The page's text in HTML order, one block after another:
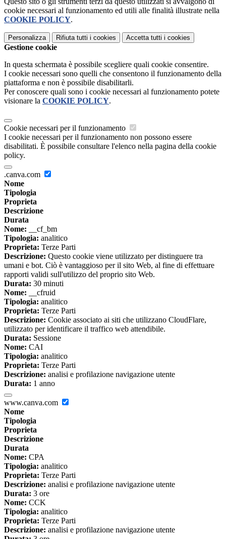
cookie necessari al funzionamento ed utili alle finalità illustrate nella
COOKIE POLICY.
Personalizza Rifiuta tutti i cookies Accetta tutti i cookies
Gestione cookie
In questa schermata è possibile scegliere quali cookie consentire.
I cookie necessari sono quelli che consentono il funzionamento della
piattaforma e non è possibile disabilitarli.
Per conoscere quali sono i cookie necessari al funzionamento potete
visionare la COOKIE POLICY.
Cookie necessari per il funzionamento
I cookie necessari per il funzionamento non possono essere
disabilitati. È possibile consultare l'elenco nella pagina della cookie
policy.
.canva.com
Nome
Tipologia
Proprieta
Descrizione
Durata
Nome: __cf_bm
Tipologia: analitico
Proprieta: Terze Parti
Descrizione: Questo cookie viene utilizzato per distinguere tra
umani e bot. Ciò è vantaggioso per il sito Web, al fine di effettuare
rapporti validi sull'utilizzo del proprio sito Web.
Durata: 30 minuti
Nome: __cfruid
Tipologia: analitico
Proprieta: Terze Parti
Descrizione: Cookie associato ai siti che utilizzano CloudFlare,
utilizzato per identificare il traffico web attendibile.
Durata: Sessione
Nome: CAI
Tipologia: analitico
Proprieta: Terze Parti
Descrizione: analisi e profilazione navigazione utente
Durata: 1 anno
www.canva.com
Nome
Tipologia
Proprieta
Descrizione
Durata
Nome: CPA
Tipologia: analitico
Proprieta: Terze Parti
Descrizione: analisi e profilazione navigazione utente
Durata: 3 ore
Nome: CCK
Tipologia: analitico
Proprieta: Terze Parti
Descrizione: analisi e profilazione navigazione utente